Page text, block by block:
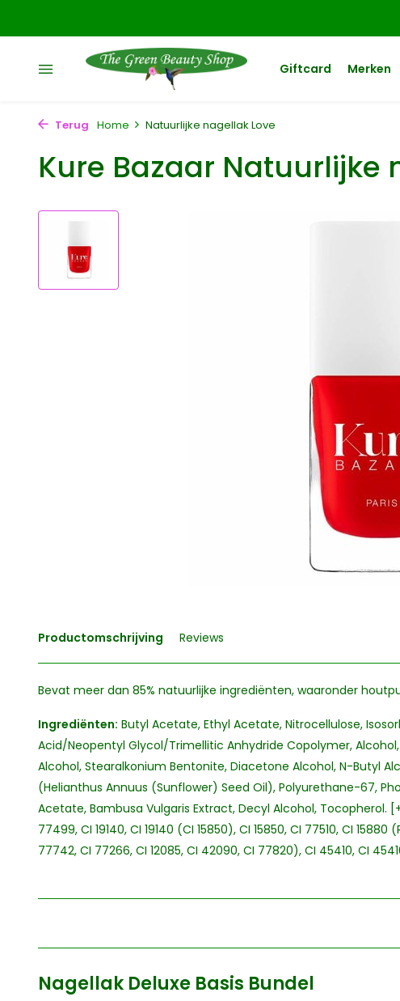
Giftcard Merken
Terug Home Natuurlijke nagellak Love
Kure Bazaar Natuurlijke
Productomschrijving Reviews
Bevat meer dan 85% natuurlijke ingrediënten, waaronder
Ingrediënten: Butyl Acetate, Ethyl Acetate, Nitrocellulose,
Acid/Neopentyl Glycol/Trimellitic Anhydride Copolymer,
Alcohol, Stearalkonium Bentonite, Diacetone Alcohol, N-Butyl
(Helianthus Annuus (Sunflower) Seed Oil), Polyurethane-67,
Acetate, Bambusa Vulgaris Extract, Decyl Alcohol, Tocopherol.
77499, CI 19140, CI 19140 (CI 15850), CI 15850, CI 77510, CI 15880
77742, CI 77266, CI 12085, CI 42090, CI 77820), CI 45410, CI
Nagellak Deluxe Basis Bundel